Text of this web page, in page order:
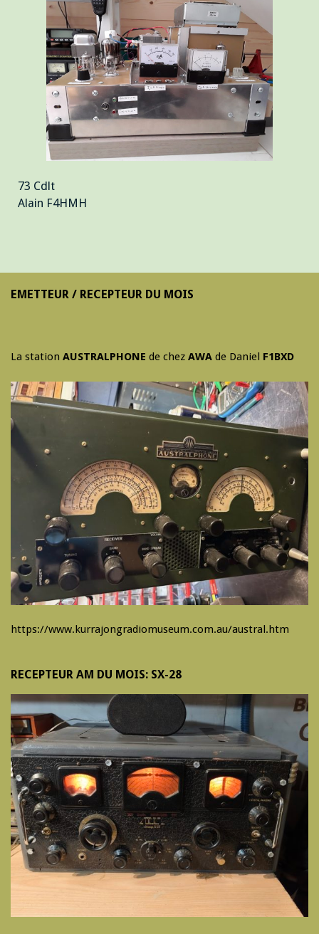
73 Cdlt
Alain F4HMH
EMETTEUR / RECEPTEUR DU MOIS
La station AUSTRALPHONE de chez AWA de Daniel F1BXD
https://www.kurrajongradiomuseum.com.au/austral.htm
RECEPTEUR AM DU MOIS: SX-28